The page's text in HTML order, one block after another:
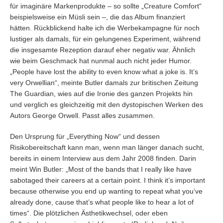
für imaginäre Markenprodukte – so sollte „Creature Comfort“
beispielsweise ein Müsli sein –, die das Album finanziert
hätten. Rückblickend halte ich die Werbekampagne für noch
lustiger als damals, für ein gelungenes Experiment, während
die insgesamte Rezeption darauf eher negativ war. Ähnlich
wie beim Geschmack hat nunmal auch nicht jeder Humor.
„People have lost the ability to even know what a joke is. It’s
very Orwellian“, meinte Butler damals zur britischen Zeitung
The Guardian, wies auf die Ironie des ganzen Projekts hin
und verglich es gleichzeitig mit den dystopischen Werken des
Autors George Orwell. Passt alles zusammen.
Den Ursprung für „Everything Now“ und dessen
Risikobereitschaft kann man, wenn man länger danach sucht,
bereits in einem Interview aus dem Jahr 2008 finden. Darin
meint Win Butler: „Most of the bands that I really like have
sabotaged their careers at a certain point. I think it’s important
because otherwise you end up wanting to repeat what you’ve
already done, cause that’s what people like to hear a lot of
times“. Die plötzlichen Ästhetikwechsel, oder eben